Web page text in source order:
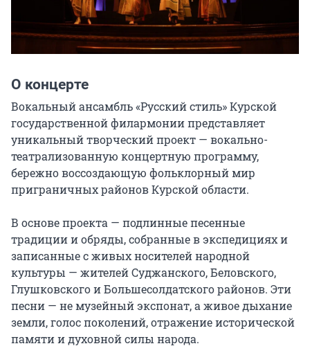
О концерте
Вокальный ансамбль «Русский стиль» Курской
государственной филармонии представляет
уникальный творческий проект — вокально-
театрализованную концертную программу,
бережно воссоздающую фольклорный мир
приграничных районов Курской области.
В основе проекта — подлинные песенные
традиции и обряды, собранные в экспедициях и
записанные с живых носителей народной
культуры — жителей Суджанского, Беловского,
Глушковского и Большесолдатского районов. Эти
песни — не музейный экспонат, а живое дыхание
земли, голос поколений, отражение исторической
памяти и духовной силы народа.